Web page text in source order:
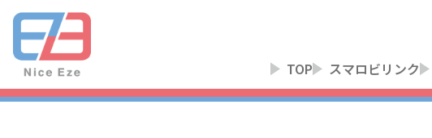
TOP スマロビリンク